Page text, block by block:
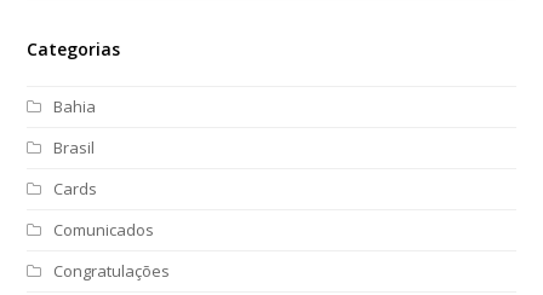
Categorias
Bahia
Brasil
Cards
Comunicados
Congratulações